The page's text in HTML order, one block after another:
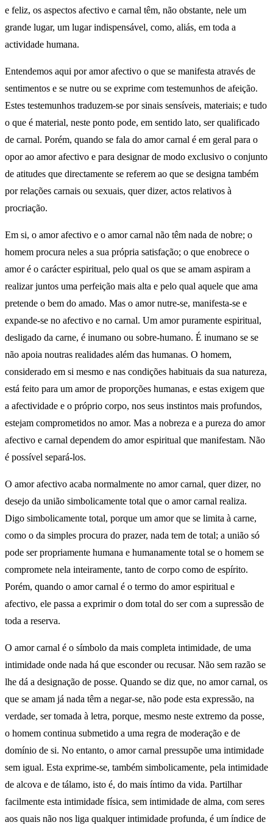
e feliz, os aspectos afectivo e carnal têm, não obstante, nele um
grande lugar, um lugar indispensável, como, aliás, em toda a
actividade humana.
Entendemos aqui por amor afectivo o que se manifesta através de
sentimentos e se nutre ou se exprime com testemunhos de afeição.
Estes testemunhos traduzem-se por sinais sensíveis, materiais; e tudo
o que é material, neste ponto pode, em sentido lato, ser qualificado
de carnal. Porém, quando se fala do amor carnal é em geral para o
opor ao amor afectivo e para designar de modo exclusivo o conjunto
de atitudes que directamente se referem ao que se designa também
por relações carnais ou sexuais, quer dizer, actos relativos à
procriação.
Em si, o amor afectivo e o amor carnal não têm nada de nobre; o
homem procura neles a sua própria satisfação; o que enobrece o
amor é o carácter espiritual, pelo qual os que se amam aspiram a
realizar juntos uma perfeição mais alta e pelo qual aquele que ama
pretende o bem do amado. Mas o amor nutre-se, manifesta-se e
expande-se no afectivo e no carnal. Um amor puramente espiritual,
desligado da carne, é inumano ou sobre-humano. É inumano se se
não apoia noutras realidades além das humanas. O homem,
considerado em si mesmo e nas condições habituais da sua natureza,
está feito para um amor de proporções humanas, e estas exigem que
a afectividade e o próprio corpo, nos seus instintos mais profundos,
estejam comprometidos no amor. Mas a nobreza e a pureza do amor
afectivo e carnal dependem do amor espiritual que manifestam. Não
é possível separá-los.
O amor afectivo acaba normalmente no amor carnal, quer dizer, no
desejo da união simbolicamente total que o amor carnal realiza.
Digo simbolicamente total, porque um amor que se limita à carne,
como o da simples procura do prazer, nada tem de total; a união só
pode ser propriamente humana e humanamente total se o homem se
compromete nela inteiramente, tanto de corpo como de espírito.
Porém, quando o amor carnal é o termo do amor espiritual e
afectivo, ele passa a exprimir o dom total do ser com a supressão de
toda a reserva.
O amor carnal é o símbolo da mais completa intimidade, de uma
intimidade onde nada há que esconder ou recusar. Não sem razão se
lhe dá a designação de posse. Quando se diz que, no amor carnal, os
que se amam já nada têm a negar-se, não pode esta expressão, na
verdade, ser tomada à letra, porque, mesmo neste extremo da posse,
o homem continua submetido a uma regra de moderação e de
domínio de si. No entanto, o amor carnal pressupõe uma intimidade
sem igual. Esta exprime-se, também simbolicamente, pela intimidade
de alcova e de tálamo, isto é, do mais íntimo da vida. Partilhar
facilmente esta intimidade física, sem intimidade de alma, com seres
aos quais não nos liga qualquer intimidade profunda, é um índice de